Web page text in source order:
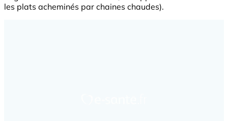
les plats acheminés par chaines chaudes).